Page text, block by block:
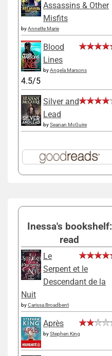
Assassins & Other
Misfits
byAnnette Marie
Blood
Lines
byAngela Marsons
4.5/5
Silver and
Lead
bySeanan McGuire
Inessa's bookshelf:
read
Le
Serpent et le
Descendant de la
Nuit
byCarissa Broadbent
Après
byStephen King